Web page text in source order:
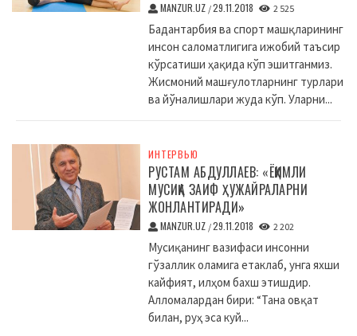
MANZUR.UZ /29.11.2018 2 525
Бадантарбия ва спорт машқларининг
инсон саломатлигига ижобий таъсир
кўрсатиши ҳақида кўп эшитганмиз.
Жисмоний машғулотларнинг турлари
ва йўналишлари жуда кўп. Уларни...
ИНТЕРВЬЮ
РУСТАМ АБДУЛЛАЕВ: «ЁҚИМЛИ
МУСИҚА ЗАИФ ҲУЖАЙРАЛАРНИ
ЖОНЛАНТИРАДИ»
MANZUR.UZ /29.11.2018 2 202
Мусиқанинг вазифаси инсонни
гўзаллик оламига етаклаб, унга яхши
кайфият, илҳом бахш этишдир.
Алломалардан бири: “Тана овқат
билан, руҳ эса куй...